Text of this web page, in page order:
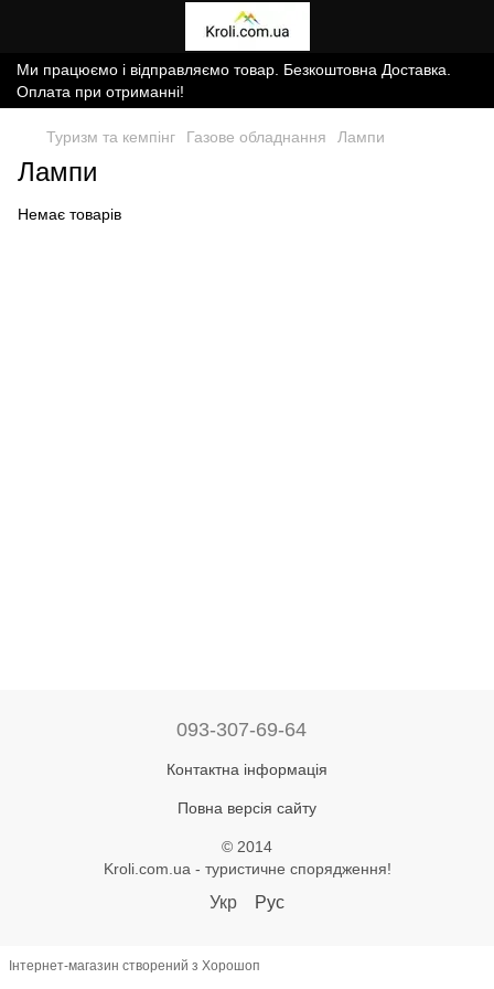
Ми працюємо і відправляємо товар. Безкоштовна Доставка.
Оплата при отриманні!
Туризм та кемпінг Газове обладнання Лампи
Лампи
Немає товарів
093-307-69-64
Контактна інформація
Повна версія сайту
© 2014
Kroli.com.ua - туристичне спорядження!
Укр Рус
Інтернет-магазин створений з Хорошоп